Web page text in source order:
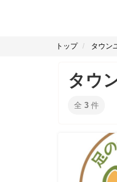
トップ タウン
タウ
全 3 件